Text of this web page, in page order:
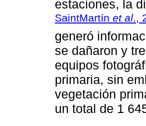
estaciones, la
SaintMartín et al.,
generó
se dañaron y
equipos
primaria, sin
vegetación
un total de 1